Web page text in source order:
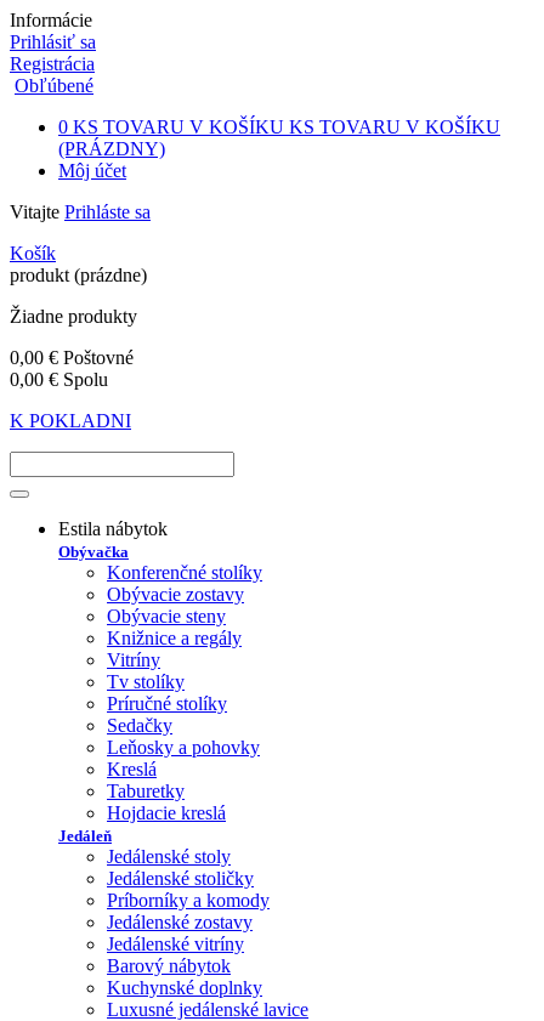
Informácie
Prihlásiť sa
Registrácia
Obľúbené
0 KS TOVARU V KOŠÍKU KS TOVARU V KOŠÍKU
(PRÁZDNY)
Môj účet
Vitajte Prihláste sa
Košík
produkt (prázdne)
Žiadne produkty
0,00 € Poštovné
0,00 € Spolu
K POKLADNI
Estila nábytok
Obývačka
Konferenčné stolíky
Obývacie zostavy
Obývacie steny
Knižnice a regály
Vitríny
Tv stolíky
Príručné stolíky
Sedačky
Leňosky a pohovky
Kreslá
Taburetky
Hojdacie kreslá
Jedáleň
Jedálenské stoly
Jedálenské stoličky
Príborníky a komody
Jedálenské zostavy
Jedálenské vitríny
Barový nábytok
Kuchynské doplnky
Luxusné jedálenské lavice